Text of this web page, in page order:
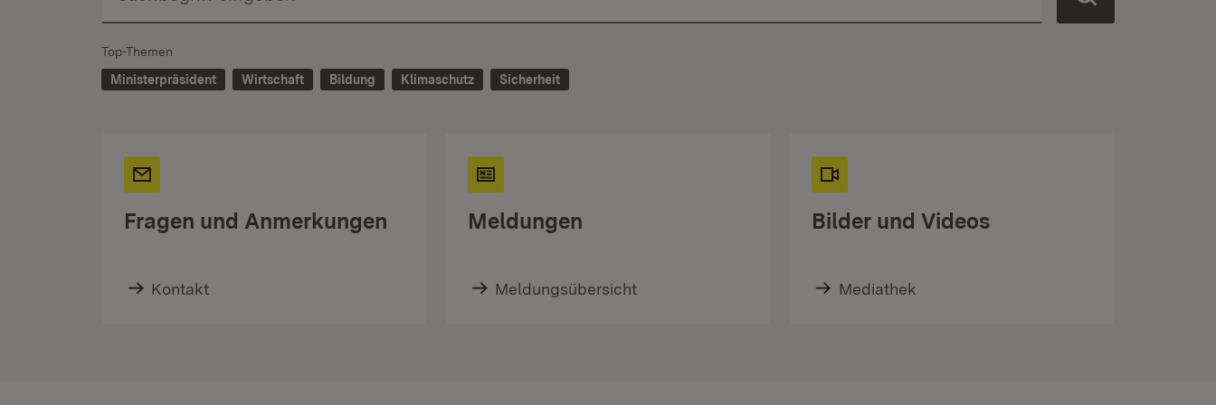
Top-Themen
Ministerpräsident
Wirtschaft Bildung Klimaschutz Sicherheit
Fragen und Anmerkungen
Kontakt
Meldungen
Meldungsübersicht
Bilder und Videos
Mediathek